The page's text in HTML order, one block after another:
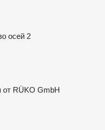
осей 2
от RÜKO GmbH